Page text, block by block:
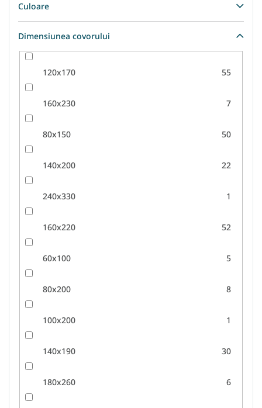
Culoare
Dimensiunea covorului
120x170 55
160x230 7
80x150 50
140x200 22
240x330 1
160x220 52
60x100 5
80x200 8
100x200 1
140x190 30
180x260 6